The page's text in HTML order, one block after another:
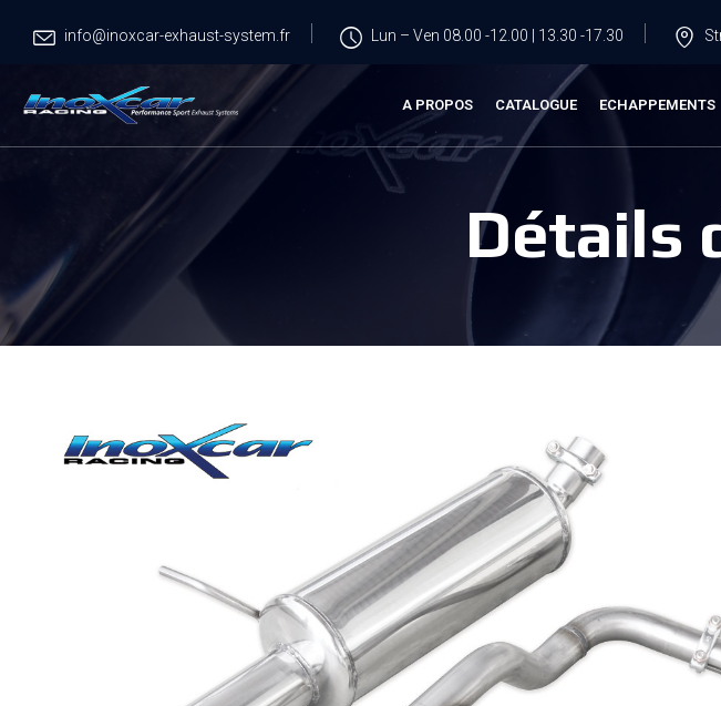
info@inoxcar-exhaust-system.fr Lun – Ven 08.00 -12.00 | 13.30 -17.30
A PROPOS CATALOGUE ECHAPPEMENTS
Détails